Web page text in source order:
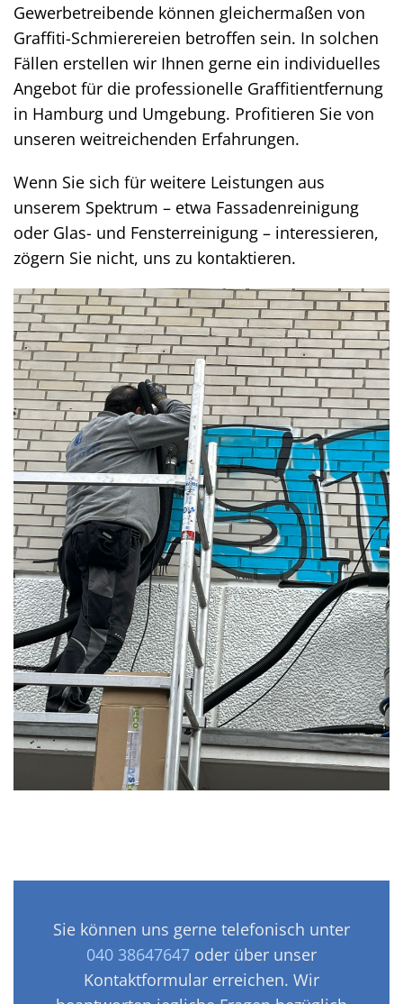
Gewerbetreibende können gleichermaßen von
Graffiti-Schmierereien betroffen sein. In solchen
Fällen erstellen wir Ihnen gerne ein individuelles
Angebot für die professionelle Graffitientfernung
in Hamburg und Umgebung. Profitieren Sie von
unseren weitreichenden Erfahrungen.
Wenn Sie sich für weitere Leistungen aus
unserem Spektrum – etwa Fassadenreinigung
oder Glas- und Fensterreinigung – interessieren,
zögern Sie nicht, uns zu kontaktieren.
Sie können uns gerne telefonisch unter
040 38647647 oder über unser
Kontaktformular erreichen. Wir